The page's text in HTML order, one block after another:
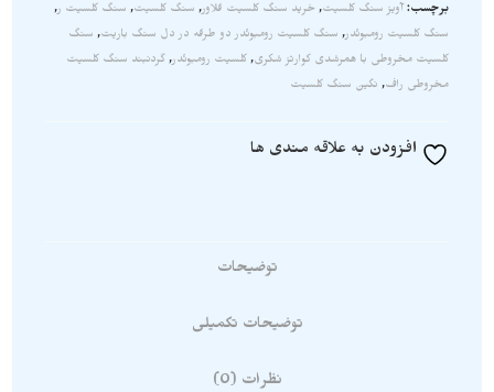
برچسب: آویز سنگ کلسیت, خرید سنگ کلسیت فلاور, سنگ کلسیت, سنگ کلسیت ر,
سنگ کلسیت رومبوئدر, سنگ کلسیت رومبوئدر دو طرفه در دل سنگ باریت, سنگ
کلسیت مخروطی با همرشدی کوارتز شکری, کلسیت رومبوئدر, گردنبند سنگ کلسیت
مخروطی راف, نگین سنگ کلسیت
افزودن به علاقه مندی ها
توضیحات
توضیحات تکمیلی
نظرات (0)